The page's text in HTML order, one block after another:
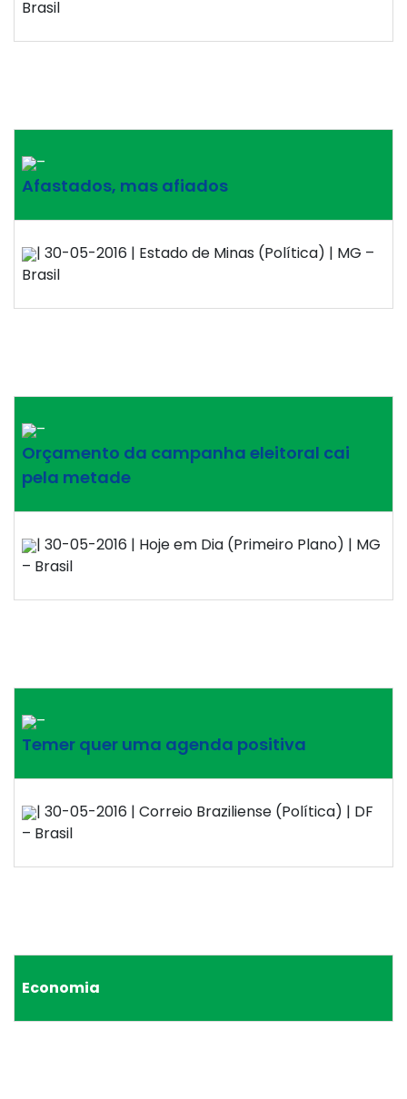
Brasil
–
Afastados, mas afiados
| 30-05-2016 | Estado de Minas (Política) | MG –
Brasil
–
Orçamento da campanha eleitoral cai
pela metade
| 30-05-2016 | Hoje em Dia (Primeiro Plano) | MG
– Brasil
–
Temer quer uma agenda positiva
| 30-05-2016 | Correio Braziliense (Política) | DF
– Brasil
Economia